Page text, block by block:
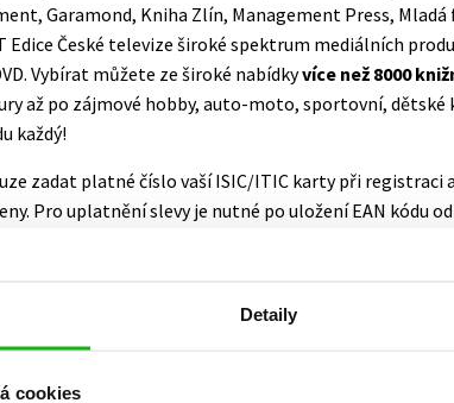
Detaily
cookies
Populárně - naučná pro dospělé
Populárně - naučné pro děti
Předškoláci
Young adult
Zahraniční
Garamond, Kniha Zlín, Management Press,
Edice České televize široké spektrum mediálních
Vybírat můžete ze široké nabídkyvíce než 8000
až po zájmové hobby, auto-moto, sportovní,
každý!
zadat platné číslo vaší ISIC/ITIC karty při
Pro uplatnění slevy je nutné po uložení EAN kódu
Galerie